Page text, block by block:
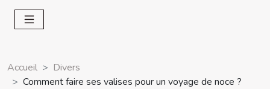
Accueil
Divers
Comment faire ses valises pour un voyage de noce ?